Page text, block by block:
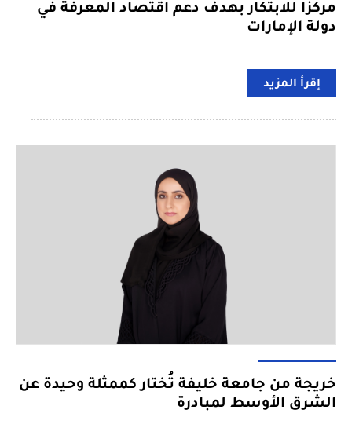
مركزًا للابتكار بهدف دعم اقتصاد المعرفة في
دولة الإمارات
إقرأ المزيد
خريجة من جامعة خليفة تُختار كممثلة وحيدة عن
الشرق الأوسط لمبادرة